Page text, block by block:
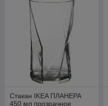
Стакан IKEA ПЛАНЕРА
450 мл прозрачное